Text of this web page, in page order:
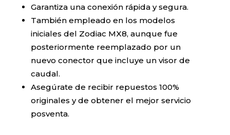
Garantiza una conexión rápida y segura.
También empleado en los modelos
iniciales del Zodiac MX8, aunque fue
posteriormente reemplazado por un
nuevo conector que incluye un visor de
caudal.
Asegúrate de recibir repuestos 100%
originales y de obtener el mejor servicio
posventa.